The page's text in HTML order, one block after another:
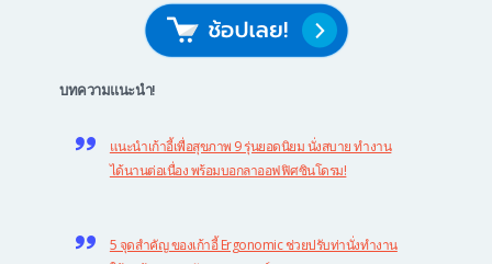
บทความแนะนำ!
แนะนำเก้าอี้เพื่อสุขภาพ 9 รุ่นยอดนิยม นั่งสบาย ทำงาน
ได้นานต่อเนื่อง พร้อมบอกลาออฟฟิศซินโดรม!
5 จุดสำคัญ ของเก้าอี้ Ergonomic ช่วยปรับท่านั่งทำงาน